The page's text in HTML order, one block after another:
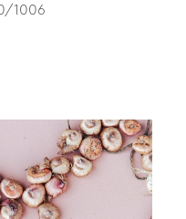
1006